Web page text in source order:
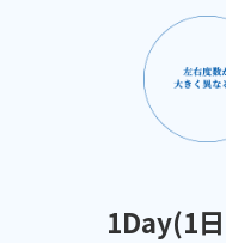
1Day(1